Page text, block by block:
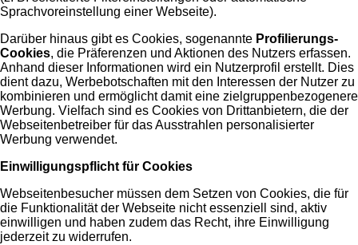
Sprachvoreinstellung einer Webseite).
Darüber hinaus gibt es Cookies, sogenannte Profilierungs-
Cookies, die Präferenzen und Aktionen des Nutzers erfassen.
Anhand dieser Informationen wird ein Nutzerprofil erstellt. Dies
dient dazu, Werbebotschaften mit den Interessen der Nutzer zu
kombinieren und ermöglicht damit eine zielgruppenbezogenere
Werbung. Vielfach sind es Cookies von Drittanbietern, die der
Webseitenbetreiber für das Ausstrahlen personalisierter
Werbung verwendet.
Einwilligungspflicht für Cookies
Webseitenbesucher müssen dem Setzen von Cookies, die für
die Funktionalität der Webseite nicht essenziell sind, aktiv
einwilligen und haben zudem das Recht, ihre Einwilligung
jederzeit zu widerrufen.